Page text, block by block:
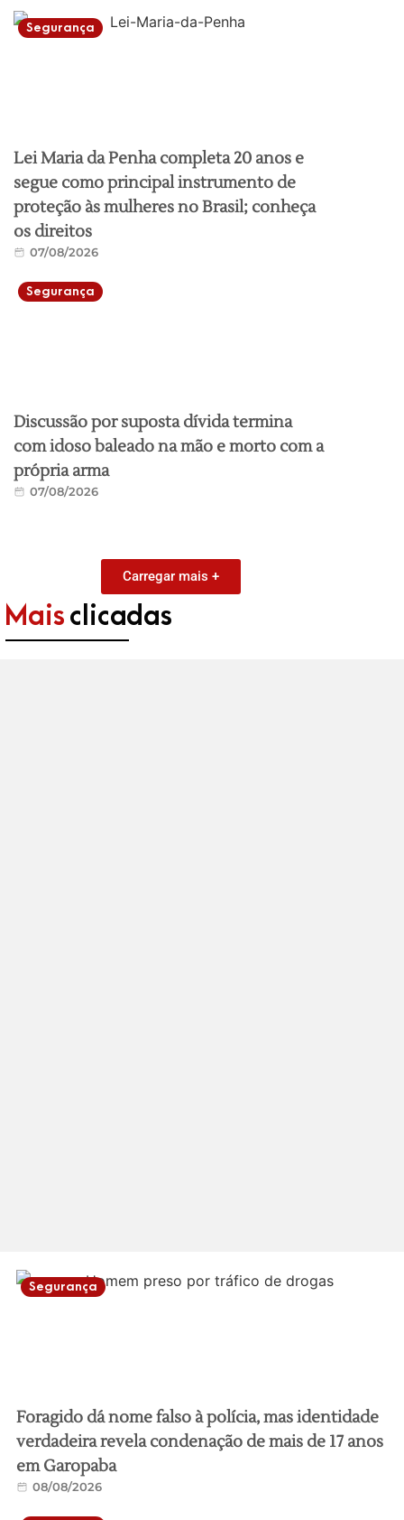
Segurança
Lei Maria da Penha completa 20 anos e
segue como principal instrumento de
proteção às mulheres no Brasil; conheça
os direitos
07/08/2026
Segurança
Discussão por suposta dívida termina
com idoso baleado na mão e morto com a
própria arma
07/08/2026
Carregar mais +
Mais clicadas
Segurança
Foragido dá nome falso à polícia, mas identidade
verdadeira revela condenação de mais de 17 anos
em Garopaba
08/08/2026